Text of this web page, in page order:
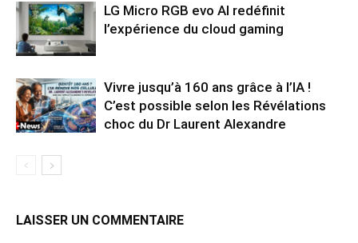
LG Micro RGB evo AI redéfinit
l’expérience du cloud gaming
Vivre jusqu’à 160 ans grâce à l’IA !
C’est possible selon les Révélations
choc du Dr Laurent Alexandre
LAISSER UN COMMENTAIRE